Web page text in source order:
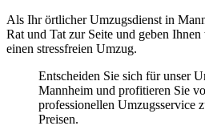
Als Ihr örtlicher Umzugsdienst in
Rat und Tat zur Seite und geben
einen stressfreien Umzug.
Entscheiden Sie sich für unser
Mannheim und profitieren Sie
professionellen Umzugsservice
Preisen.